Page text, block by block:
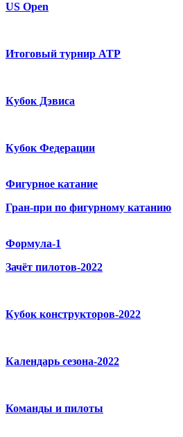
US Open
Итоговый турнир ATP
Кубок Дэвиса
Кубок Федерации
Фигурное катание
Гран-при по фигурному катанию
Формула-1
Зачёт пилотов-2022
Кубок конструкторов-2022
Календарь сезона-2022
Команды и пилоты